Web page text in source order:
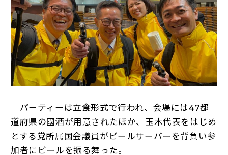
パーティーは立食形式で行われ、会場には47都
道府県の國酒が用意されたほか、玉木代表をはじめ
とする党所属国会議員がビールサーバーを背負い参
加者にビールを振る舞った。